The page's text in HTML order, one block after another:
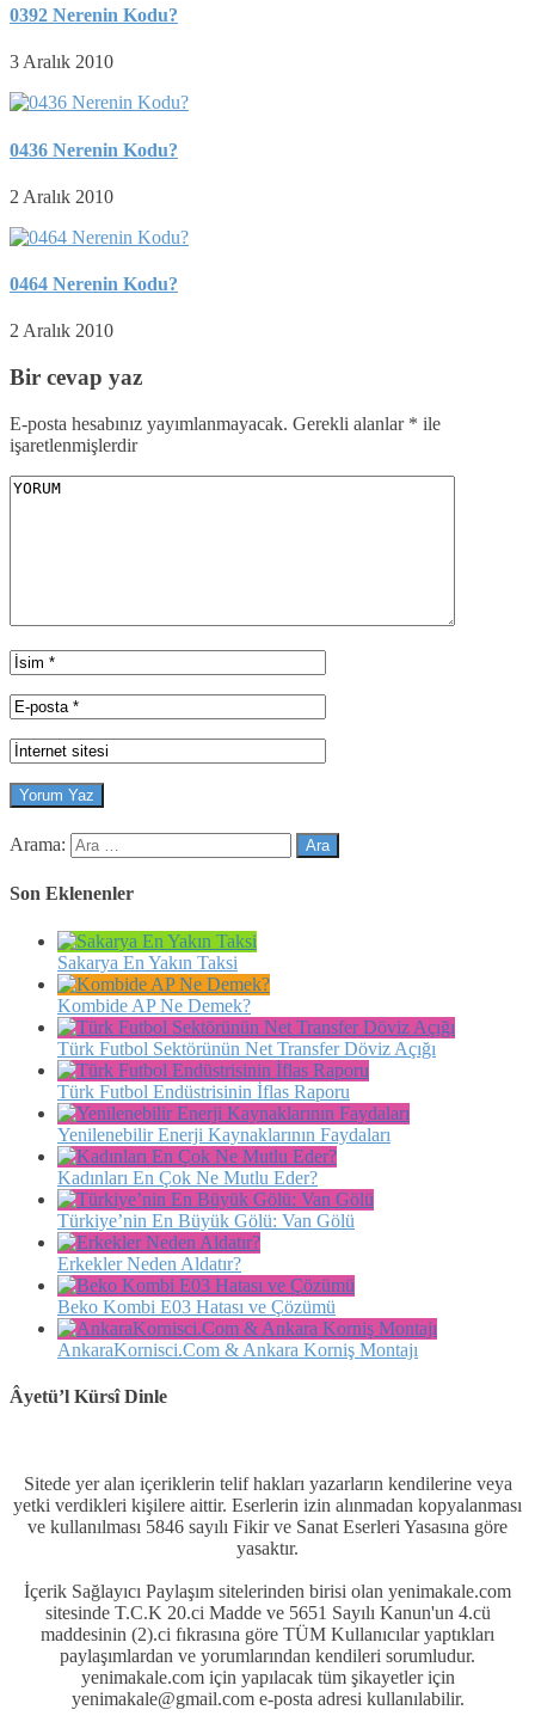
0392 Nerenin Kodu?
3 Aralık 2010
0436 Nerenin Kodu?
2 Aralık 2010
0464 Nerenin Kodu?
2 Aralık 2010
Bir cevap yaz
E-posta hesabınız yayımlanmayacak. Gerekli alanlar * ile
işaretlenmişlerdir
Arama:
Son Eklenenler
Sakarya En Yakın Taksi
Kombide AP Ne Demek?
Türk Futbol Sektörünün Net Transfer Döviz Açığı
Türk Futbol Endüstrisinin İflas Raporu
Yenilenebilir Enerji Kaynaklarının Faydaları
Kadınları En Çok Ne Mutlu Eder?
Türkiye’nin En Büyük Gölü: Van Gölü
Erkekler Neden Aldatır?
Beko Kombi E03 Hatası ve Çözümü
AnkaraKornisci.Com & Ankara Korniş Montajı
Âyetü’l Kürsî Dinle
Sitede yer alan içeriklerin telif hakları yazarların kendilerine veya
yetki verdikleri kişilere aittir. Eserlerin izin alınmadan kopyalanması
ve kullanılması 5846 sayılı Fikir ve Sanat Eserleri Yasasına göre
yasaktır.
İçerik Sağlayıcı Paylaşım sitelerinden birisi olan yenimakale.com
sitesinde T.C.K 20.ci Madde ve 5651 Sayılı Kanun'un 4.cü
maddesinin (2).ci fıkrasına göre TÜM Kullanıcılar yaptıkları
paylaşımlardan ve yorumlarından kendileri sorumludur.
yenimakale.com için yapılacak tüm şikayetler için
yenimakale@gmail.com e-posta adresi kullanılabilir.